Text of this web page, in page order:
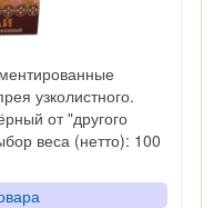
узколистного.
от "другого
веса (нетто): 100